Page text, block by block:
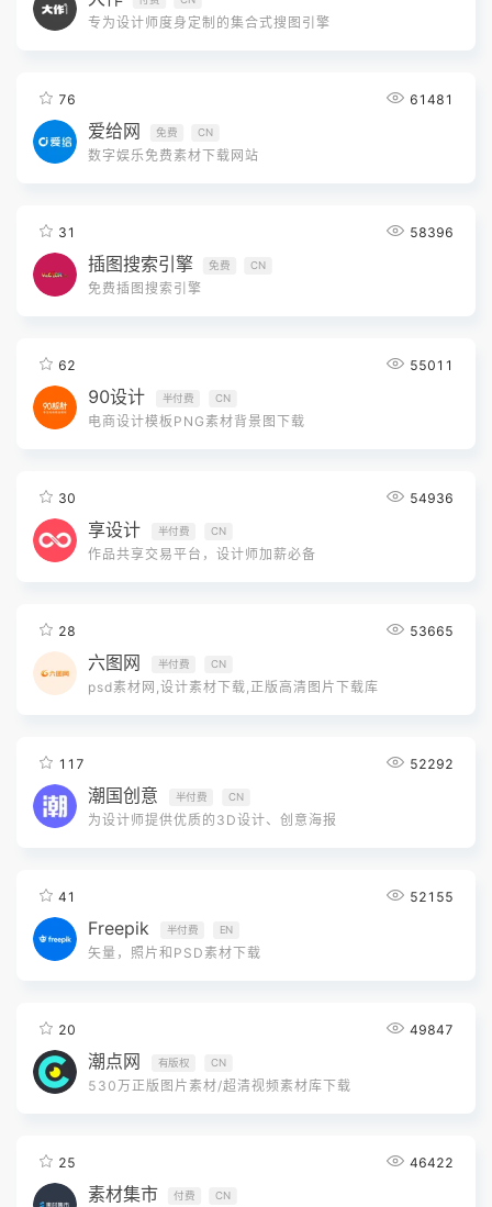
专为设计师度身定制的集合式搜图引擎
76 61481
爱给网 免费 CN
数字娱乐免费素材下载网站
31 58396
插图搜索引擎 免费 CN
免费插图搜索引擎
62 55011
90设计 半付费 CN
电商设计模板PNG素材背景图下载
30 54936
享设计 半付费 CN
作品共享交易平台，设计师加薪必备
28 53665
六图网 半付费 CN
psd素材网,设计素材下载,正版高清图片下载库
117 52292
潮国创意 半付费 CN
为设计师提供优质的3D设计、创意海报
41 52155
Freepik 半付费 EN
矢量，照片和PSD素材下载
20 49847
潮点网 有版权 CN
530万正版图片素材/超清视频素材库下载
25 46422
素材集市 付费 CN